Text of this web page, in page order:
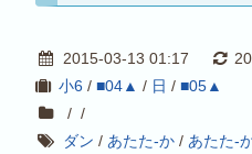
2015-03-13 01:17
小6 / ■04▲ / 日 / ■05▲
/ /
ダン /あたた-か /あたた-